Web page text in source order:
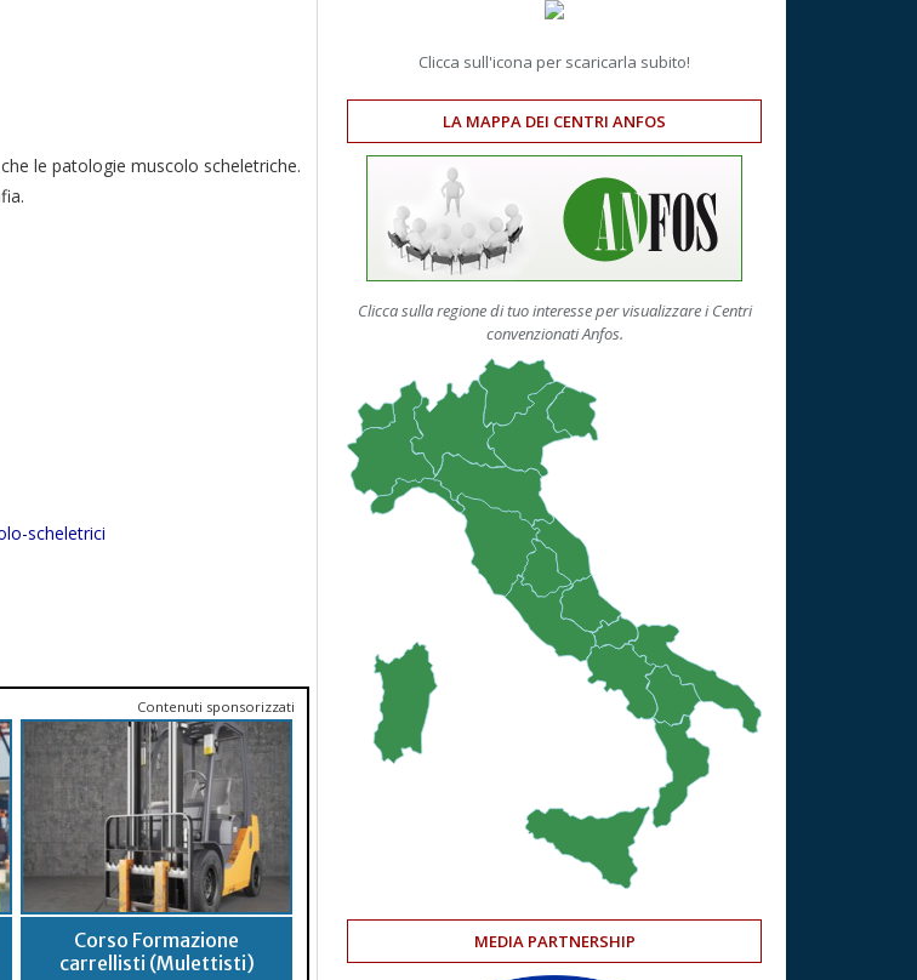
le patologie muscolo scheletriche.
scheletrici
Contenuti sponsorizzati
Corso Formazione
carrellisti (Mulettisti)
Clicca sull'icona per scaricarla subito!
LA MAPPA DEI CENTRI ANFOS
Clicca sulla regione di tuo interesse per visualizzare i Centri
convenzionati Anfos.
MEDIA PARTNERSHIP